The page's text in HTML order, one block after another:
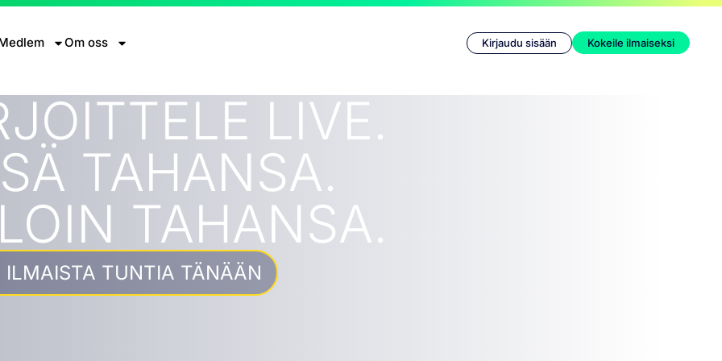
Om oss Kirjaudu sisään Kokeile ilmaiseksi
LIVE.
TAHANSA.
TAHANSA.
ILMAISTA TUNTIA TÄNÄÄN